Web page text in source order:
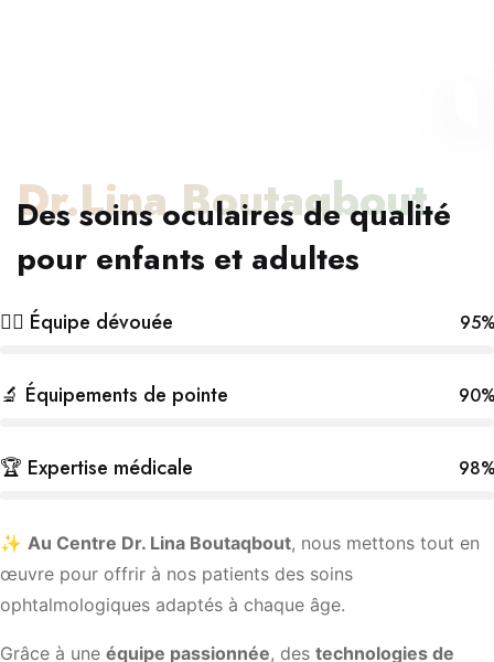
Dr.Lina Boutaqbout
Des soins oculaires de qualité
pour enfants et adultes
👩‍⚕️ Équipe dévouée
🔬 Équipements de pointe
🏆 Expertise médicale
✨ Au Centre Dr. Lina Boutaqbout, nous mettons tout en
œuvre pour offrir à nos patients des soins
ophtalmologiques adaptés à chaque âge.
Grâce à une équipe passionnée, des technologies de